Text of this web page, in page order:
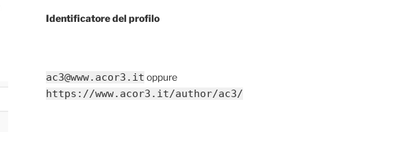
Identificatore del profilo
ac3@www.acor3.it oppure
https://www.acor3.it/author/ac3/